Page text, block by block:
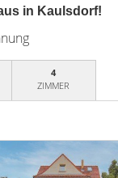
in Kaulsdorf!
4
ZIMMER